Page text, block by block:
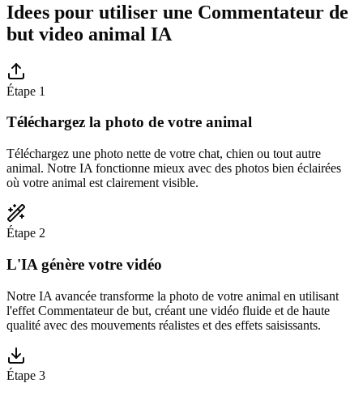
Idees pour utiliser une Commentateur de
but video animal IA
Étape 1
Téléchargez la photo de votre animal
Téléchargez une photo nette de votre chat, chien ou tout autre
animal. Notre IA fonctionne mieux avec des photos bien éclairées
où votre animal est clairement visible.
Étape 2
L'IA génère votre vidéo
Notre IA avancée transforme la photo de votre animal en utilisant
l'effet Commentateur de but, créant une vidéo fluide et de haute
qualité avec des mouvements réalistes et des effets saisissants.
Étape 3